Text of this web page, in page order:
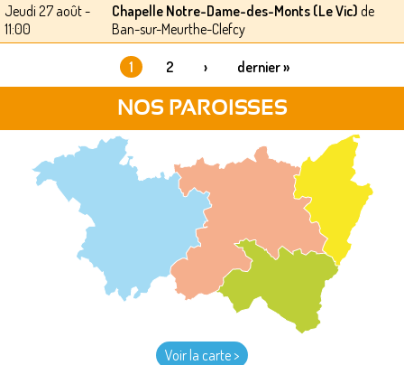
Jeudi 27 août -
11:00
Chapelle Notre-Dame-des-Monts (Le Vic) de
Ban-sur-Meurthe-Clefcy
1 2 › dernier »
NOS PAROISSES
Voir la carte >